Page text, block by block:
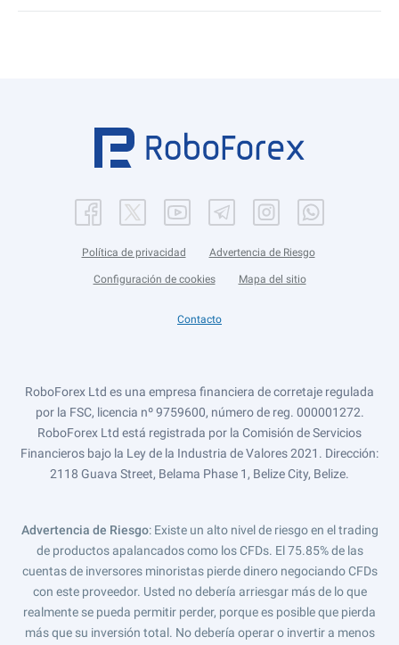
Política de privacidad Advertencia de Riesgo
Configuración de cookies Mapa del sitio
Contacto
RoboForex Ltd es una empresa financiera de corretaje regulada
por la FSC, licencia nº 9759600, número de reg. 000001272.
RoboForex Ltd está registrada por la Comisión de Servicios
Financieros bajo la Ley de la Industria de Valores 2021. Dirección:
2118 Guava Street, Belama Phase 1, Belize City, Belize.
Advertencia de Riesgo: Existe un alto nivel de riesgo en el trading
de productos apalancados como los CFDs. El 75.85% de las
cuentas de inversores minoristas pierde dinero negociando CFDs
con este proveedor. Usted no debería arriesgar más de lo que
realmente se pueda permitir perder, porque es posible que pierda
más que su inversión total. No debería operar o invertir a menos